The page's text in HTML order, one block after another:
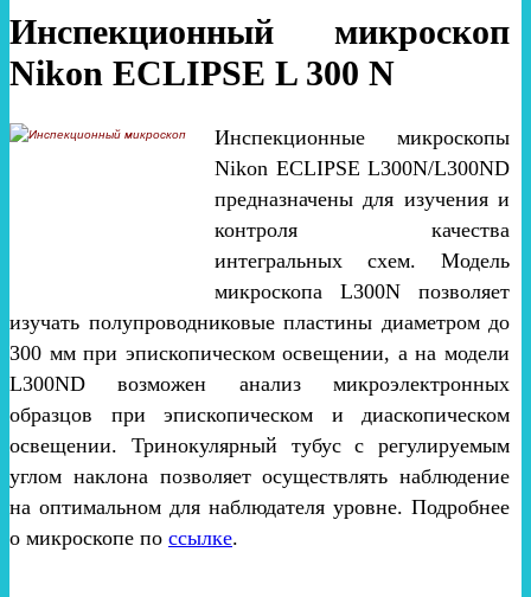
Инспекционный микроскоп
Nikon ECLIPSE L 300 N
Инспекционные микроскопы
Nikon ECLIPSE L300N/L300ND
предназначены для изучения и
контроля качества
интегральных схем. Модель
микроскопа L300N позволяет
изучать полупроводниковые пластины диаметром до
300 мм при эпископическом освещении, а на модели
L300ND возможен анализ микроэлектронных
образцов при эпископическом и диаскопическом
освещении. Тринокулярный тубус с регулируемым
углом наклона позволяет осуществлять наблюдение
на оптимальном для наблюдателя уровне. Подробнее
о микроскопе по ссылке.